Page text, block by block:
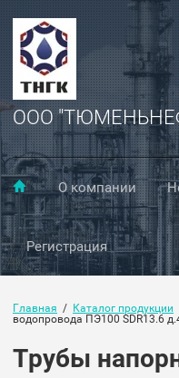
ООО
О компании
Регистрация
Главная
  /
Каталог продукции
водопровода ПЭ100 SDR13.6
Трубы